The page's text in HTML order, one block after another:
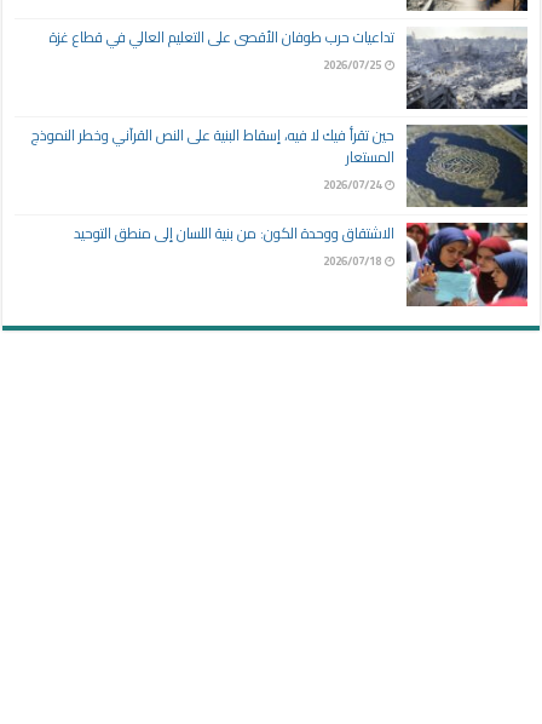
تداعيات حرب طوفان الأقصى على التعليم العالي في قطاع غزة
2026/07/25
حين تقرأ فيك لا فيه، إسقاط البنية على النص القرآني وخطر النموذج
المستعار
2026/07/24
الاشتقاق ووحدة الكون: من بنية اللسان إلى منطق التوحيد
2026/07/18